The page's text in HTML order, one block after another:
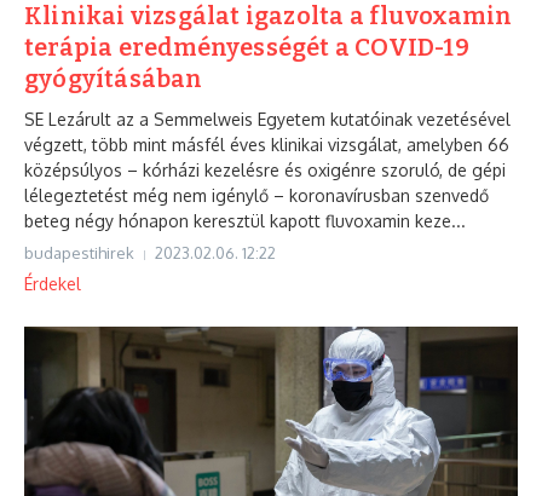
Klinikai vizsgálat igazolta a fluvoxamin
terápia eredményességét a COVID-19
gyógyításában
SE Lezárult az a Semmelweis Egyetem kutatóinak vezetésével
végzett, több mint másfél éves klinikai vizsgálat, amelyben 66
középsúlyos – kórházi kezelésre és oxigénre szoruló, de gépi
lélegeztetést még nem igénylő – koronavírusban szenvedő
beteg négy hónapon keresztül kapott fluvoxamin keze...
budapestihirek 2023.02.06. 12:22
Érdekel